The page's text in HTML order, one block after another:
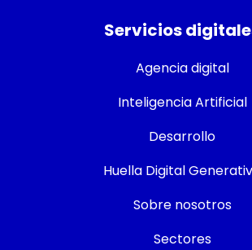
Servicios
Agencia digital
Inteligencia Artificial
Desarrollo
Huella Digital
Sobre nosotros
Sectores